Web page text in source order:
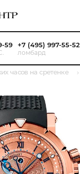
59 +7 (495) 997-55-52
ломбард
часов на сретенке